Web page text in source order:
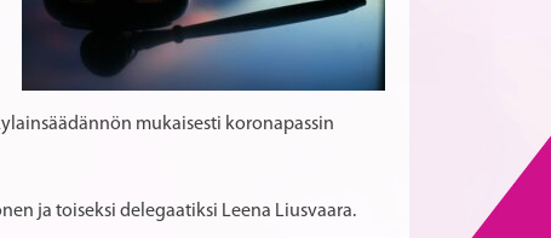
mukaisesti koronapassin
ja toiseksi delegaatiksi Leena Liusvaara.